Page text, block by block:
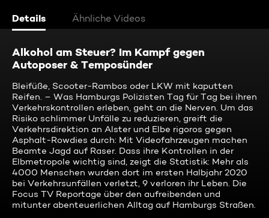
Details Ähnliche Videos
Alkohol am Steuer? Im Kampf gegen
Autoposer & Temposünder
Bleifüße, Scooter-Rambos oder LKW mit kaputten
Reifen. – Was Hamburgs Polizisten Tag für Tag bei ihren
Verkehrskontrollen erleben, geht an die Nerven. Um das
Risiko schlimmer Unfälle zu reduzieren, greift die
Verkehrsdirektion an Alster und Elbe rigoros gegen
Asphalt-Rowdies durch: Mit Videofahrzeugen machen
Beamte Jagd auf Raser. Dass ihre Kontrollen in der
Elbmetropole wichtig sind, zeigt die Statistik: Mehr als
4000 Menschen wurden dort im ersten Halbjahr 2020
bei Verkehrsunfällen verletzt, 9 verloren ihr Leben. Die
Focus TV Reportage über den aufreibenden und
mitunter abenteuerlichen Alltag auf Hamburgs Straßen.